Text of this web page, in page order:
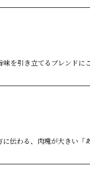
味を引き立てるブレンド
伝わる、肉塊が大きい「